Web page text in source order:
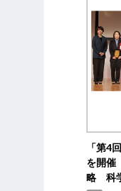
「第4
を開催
略 科